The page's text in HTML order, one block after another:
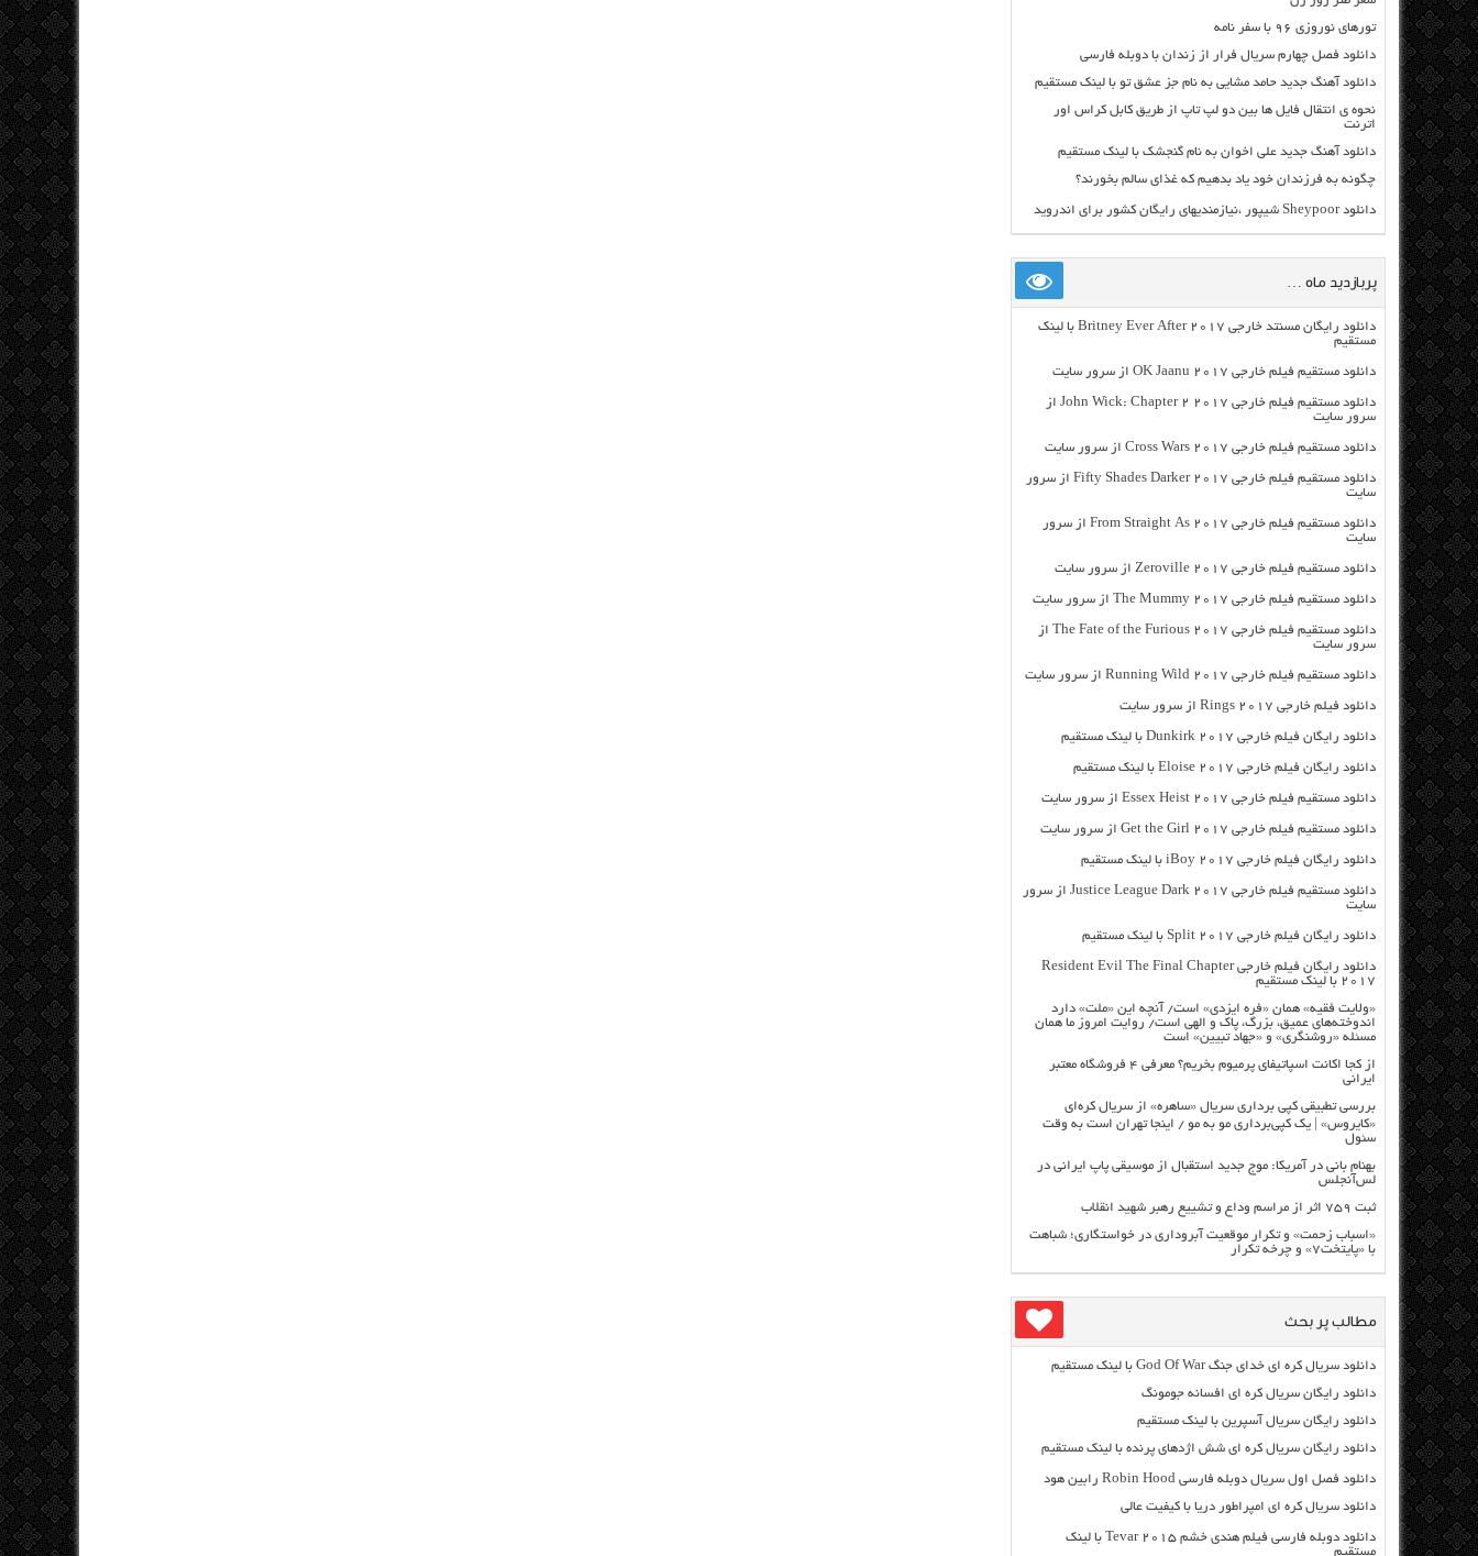
تورهای نوروزی ۹۶ با سفر نامه
دانلود فصل چهارم سریال فرار از زندان با دوبله فارسی
دانلود آهنگ جدید حامد مشایی به نام جز عشق تو با لینک مستقیم
نحوه ی انتقال فایل ها بین دو لپ تاپ از طریق کابل کراس اور
اترنت
دانلود آهنگ جدید علی اخوان به نام گنجشک با لینک مستقیم
چگونه به فرزندان خود یاد بدهیم که غذای سالم بخورند؟
دانلود Sheypoor شیپور ،نیازمندیهای رایگان کشور برای اندروید
پربازدید ماه …
دانلود رایگان مسنتد خارجی Britney Ever After 2017 با لینک
مستقیم
دانلود مستقیم فیلم خارجی OK Jaanu 2017 از سرور سایت
دانلود مستقیم فیلم خارجی John Wick: Chapter 2 2017 از
سرور سایت
دانلود مستقیم فیلم خارجی Cross Wars 2017 از سرور سایت
دانلود مستقیم فیلم خارجی Fifty Shades Darker 2017 از سرور
سایت
دانلود مستقیم فیلم خارجی From Straight As 2017 از سرور
سایت
دانلود مستقیم فیلم خارجی Zeroville 2017 از سرور سایت
دانلود مستقیم فیلم خارجی The Mummy 2017 از سرور سایت
دانلود مستقیم فیلم خارجی The Fate of the Furious 2017 از
سرور سایت
دانلود مستقیم فیلم خارجی Running Wild 2017 از سرور سایت
دانلود فیلم خارجی Rings 2017 از سرور سایت
دانلود رایگان فیلم خارجی Dunkirk 2017 با لینک مستقیم
دانلود رایگان فیلم خارجی Eloise 2017 با لینک مستقیم
دانلود مستقیم فیلم خارجی Essex Heist 2017 از سرور سایت
دانلود مستقیم فیلم خارجی Get the Girl 2017 از سرور سایت
دانلود رایگان فیلم خارجی iBoy 2017 با لینک مستقیم
دانلود مستقیم فیلم خارجی Justice League Dark 2017 از سرور
سایت
دانلود رایگان فیلم خارجی Split 2017 با لینک مستقیم
دانلود رایگان فیلم خارجی Resident Evil The Final Chapter
2017 با لینک مستقیم
«ولایت فقیه» همان «فره ایزدی» است/ آنچه این «ملت» دارد
اندوخته‌های عمیق، بزرگ، پاک و الهی است/ روایت امروز ما همان
مسئله «روشنگری» و «جهاد تبیین» است
از کجا اکانت اسپاتیفای پرمیوم بخریم؟ معرفی ۴ فروشگاه معتبر
ایرانی
بررسی تطبیقی کپی برداری سریال «ساهره» از سریال کره‌ای
«کایروس» | یک کپی‌برداری مو به مو / اینجا تهران است به وقت
سئول
بهنام بانی در آمریکا: موج جدید استقبال از موسیقی پاپ ایرانی در
لس‌آنجلس
ثبت ۷۵۹ اثر از مراسم وداع و تشییع رهبر شهید انقلاب
«اسباب زحمت» و تکرار موقعیت آبروداری در خواستگاری؛ شباهت
با «پایتخت۷» و چرخه تکرار
مطالب پر بحث
دانلود سریال کره ای خدای جنگ God Of War با لینک مستقیم
دانلود رایگان سریال کره ای افسانه جومونگ
دانلود رایگان سریال آسپرین با لینک مستقیم
دانلود رایگان سریال کره ای شش اژدهای پرنده با لینک مستقیم
دانلود فصل اول سریال دوبله فارسی Robin Hood رابین هود
دانلود سریال کره ای امپراطور دریا با کیفیت عالی
دانلود دوبله فارسی فیلم هندی خشم Tevar ۲۰۱۵ با لینک
مستقیم